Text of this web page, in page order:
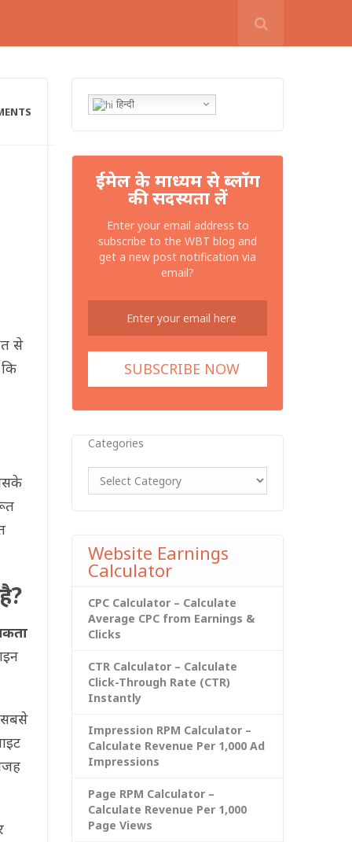
से
सबसे
हिन्दी
ईमेल के माध्यम से ब्लॉग
की सदस्यता लें
Enter your email address to
subscribe to the WBT blog and
get a new post notification via
email?
Categories
Website Earnings
Calculator
CPC Calculator – Calculate
Average CPC from Earnings &
Clicks
CTR Calculator – Calculate
Click-Through Rate (CTR)
Instantly
Impression RPM Calculator –
Calculate Revenue Per 1,000 Ad
Impressions
Page RPM Calculator –
Calculate Revenue Per 1,000
Page Views